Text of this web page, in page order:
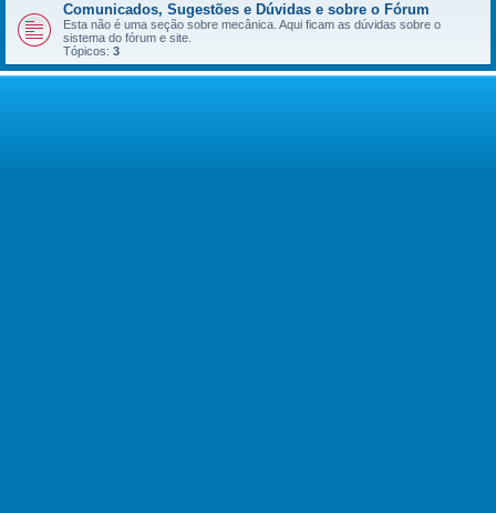
Comunicados, Sugestões e Dúvidas e sobre o Fórum
Esta não é uma seção sobre mecânica. Aqui ficam as dúvidas sobre o
sistema do fórum e site.
Tópicos: 3